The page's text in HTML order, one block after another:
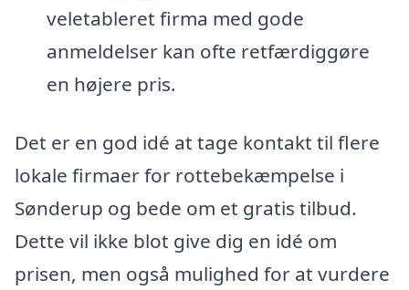
veletableret firma med gode
anmeldelser kan ofte retfærdiggøre
en højere pris.
Det er en god idé at tage kontakt til flere
lokale firmaer for rottebekæmpelse i
Sønderup og bede om et gratis tilbud.
Dette vil ikke blot give dig en idé om
prisen, men også mulighed for at vurdere